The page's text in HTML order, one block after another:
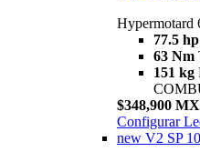
Hypermotard
77.5 hp
63 Nm
151 kg
$348,900
Configurar
new V2 SP